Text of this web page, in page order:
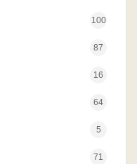
100
87
16
64
5
71